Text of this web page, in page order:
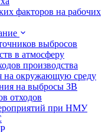
факторов на рабочих
выбросов
в атмосферу
производства
на окружающую среду
на выбросы ЗВ
отходов
при НМУ